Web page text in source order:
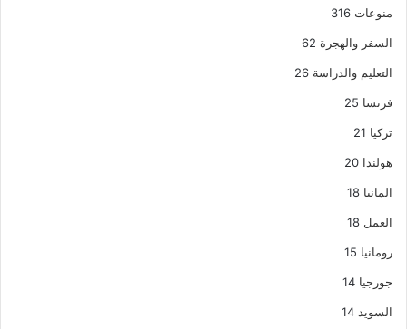
منوعات 316
السفر والهجرة 62
التعليم والدراسة 26
فرنسا 25
تركيا 21
هولندا 20
المانيا 18
العمل 18
رومانيا 15
جورجيا 14
السويد 14